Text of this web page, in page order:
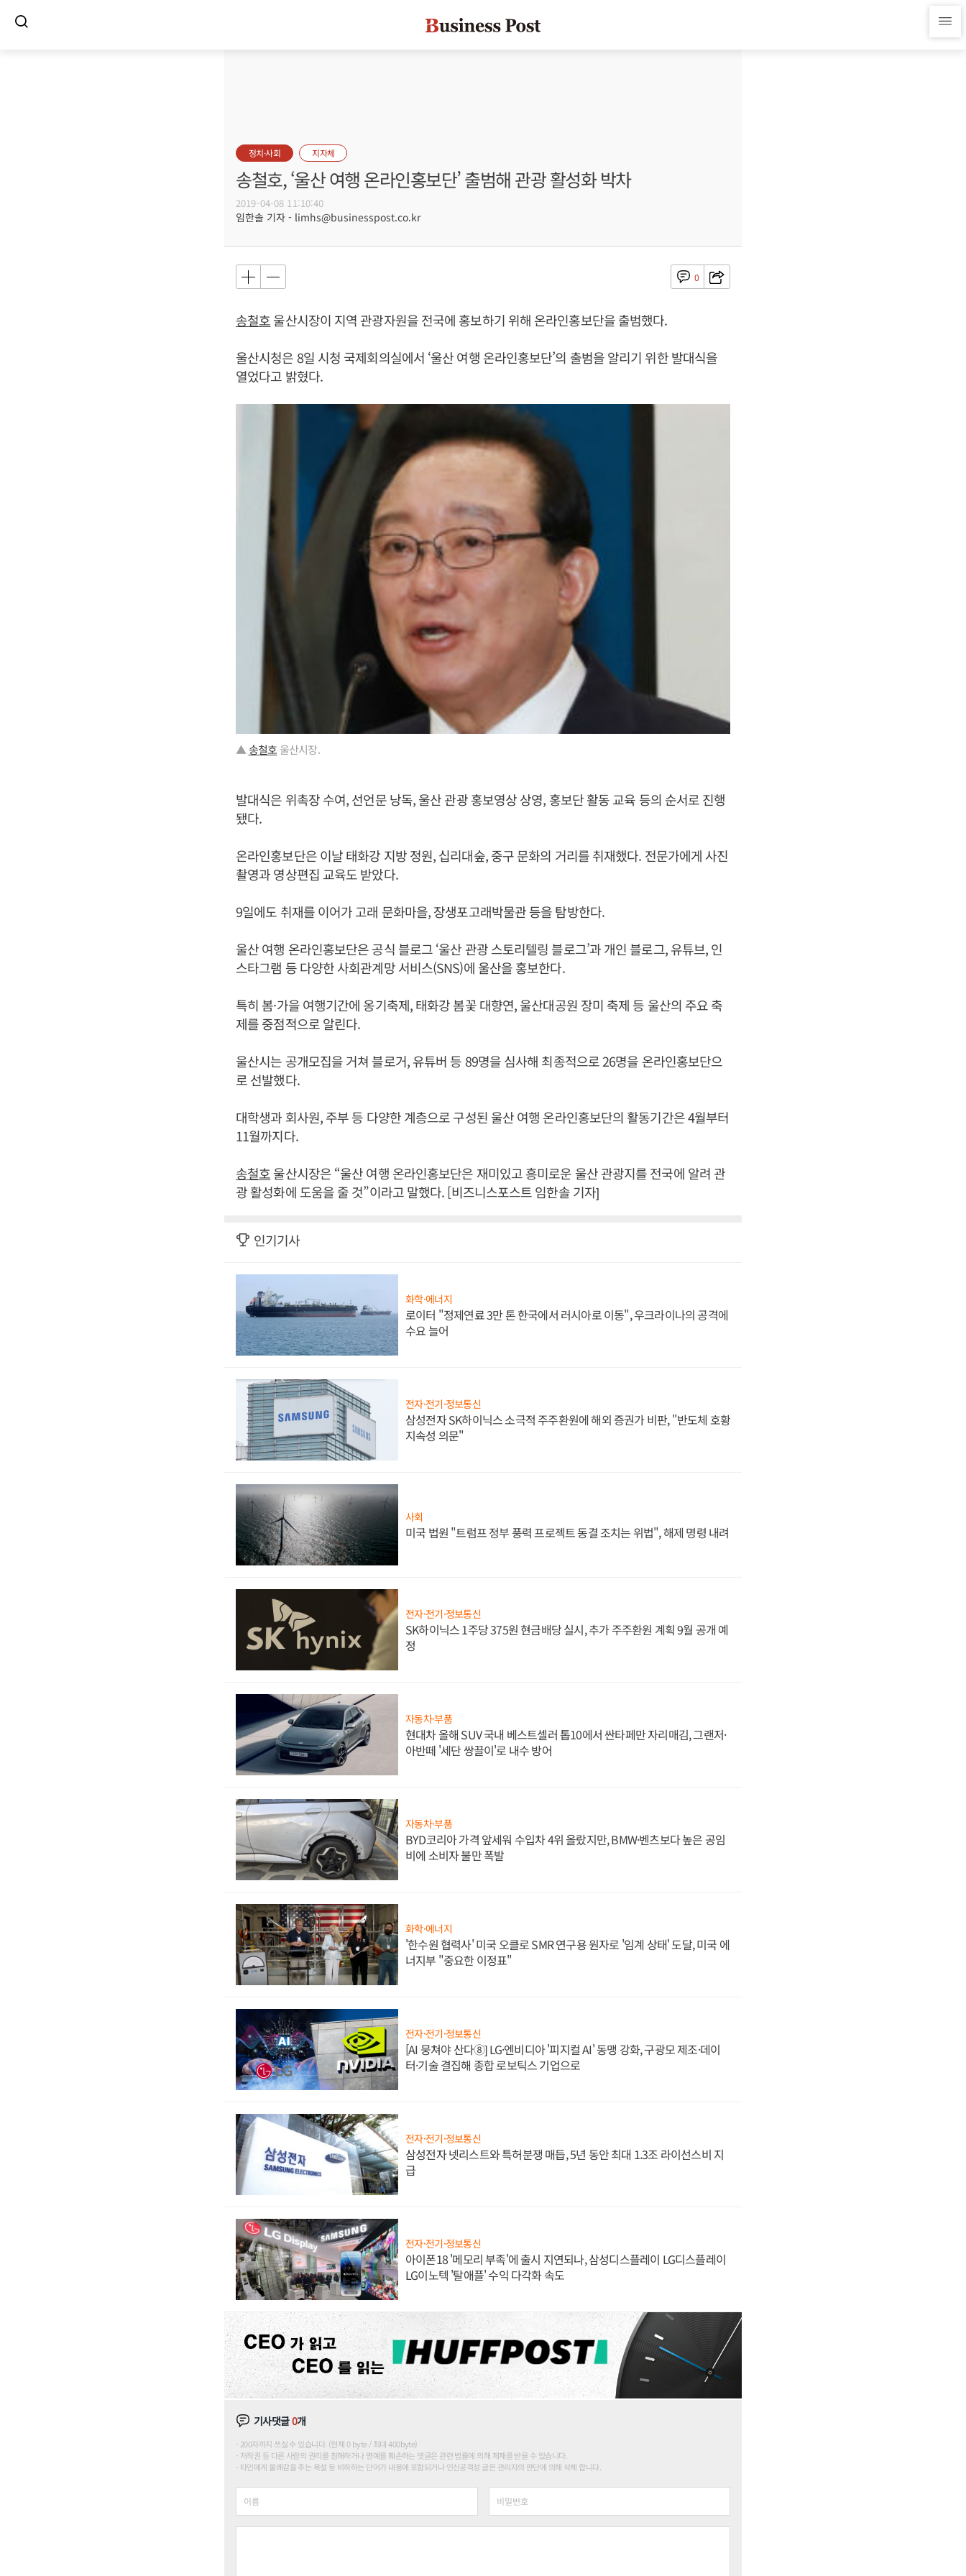
정치·사회 지자체
송철호, ‘울산 여행 온라인홍보단’ 출범해 관광 활성화 박차
2019-04-08 11:10:40
임한솔 기자 - limhs@businesspost.co.kr
0
송철호울산시장이 지역 관광자원을 전국에 홍보하기 위해 온라인홍보단을 출범했다.
울산시청은 8일 시청 국제회의실에서 ‘울산 여행 온라인홍보단’의 출범을 알리기 위한 발대식을
열었다고 밝혔다.
▲송철호 울산시장.
발대식은 위촉장 수여, 선언문 낭독, 울산 관광 홍보영상 상영, 홍보단 활동 교육 등의 순서로 진행
됐다.
온라인홍보단은 이날 태화강 지방 정원, 십리대숲, 중구 문화의 거리를 취재했다. 전문가에게 사진
촬영과 영상편집 교육도 받았다.
9일에도 취재를 이어가 고래 문화마을, 장생포고래박물관 등을 탐방한다.
울산 여행 온라인홍보단은 공식 블로그 ‘울산 관광 스토리텔링 블로그’과 개인 블로그, 유튜브, 인
스타그램 등 다양한 사회관계망 서비스(SNS)에 울산을 홍보한다.
특히 봄·가을 여행기간에 옹기축제, 태화강 봄꽃 대향연, 울산대공원 장미 축제 등 울산의 주요 축
제를 중점적으로 알린다.
울산시는 공개모집을 거쳐 블로거, 유튜버 등 89명을 심사해 최종적으로 26명을 온라인홍보단으
로 선발했다.
대학생과 회사원, 주부 등 다양한 계층으로 구성된 울산 여행 온라인홍보단의 활동기간은 4월부터
11월까지다.
송철호울산시장은 “울산 여행 온라인홍보단은 재미있고 흥미로운 울산 관광지를 전국에 알려 관
광 활성화에 도움을 줄 것”이라고 말했다. [비즈니스포스트 임한솔 기자]
인기기사
화학·에너지
로이터 "정제연료 3만 톤 한국에서 러시아로 이동", 우크라이나의 공격에
수요 늘어
전자·전기·정보통신
삼성전자 SK하이닉스 소극적 주주환원에 해외 증권가 비판, "반도체 호황
지속성 의문"
사회
미국 법원 "트럼프 정부 풍력 프로젝트 동결 조치는 위법", 해제 명령 내려
전자·전기·정보통신
SK하이닉스 1주당 375원 현금배당 실시, 추가 주주환원 계획 9월 공개 예
정
자동차·부품
현대차 올해 SUV 국내 베스트셀러 톱10에서 싼타페만 자리매김, 그랜저·
아반떼 '세단 쌍끌이'로 내수 방어
자동차·부품
BYD코리아 가격 앞세워 수입차 4위 올랐지만, BMW·벤츠보다 높은 공임
비에 소비자 불만 폭발
화학·에너지
'한수원 협력사' 미국 오클로 SMR 연구용 원자로 '임계 상태' 도달, 미국 에
너지부 "중요한 이정표"
전자·전기·정보통신
[AI 뭉쳐야 산다⑧] LG·엔비디아 '피지컬 AI' 동맹 강화, 구광모 제조·데이
터·기술 결집해 종합 로보틱스 기업으로
전자·전기·정보통신
삼성전자 넷리스트와 특허분쟁 매듭, 5년 동안 최대 1.3조 라이선스비 지
급
전자·전기·정보통신
아이폰18 '메모리 부족'에 출시 지연되나, 삼성디스플레이 LG디스플레이
LG이노텍 '탈애플' 수익 다각화 속도
기사댓글0개
200자까지 쓰실 수 있습니다. (현재 0 byte / 최대 400byte)
저작권 등 다른 사람의 권리를 침해하거나 명예를 훼손하는 댓글은 관련 법률에 의해 제재를 받을 수 있습니다.
타인에게 불쾌감을 주는 욕설 등 비하하는 단어가 내용에 포함되거나 인신공격성 글은 관리자의 판단에 의해 삭제 합니다.